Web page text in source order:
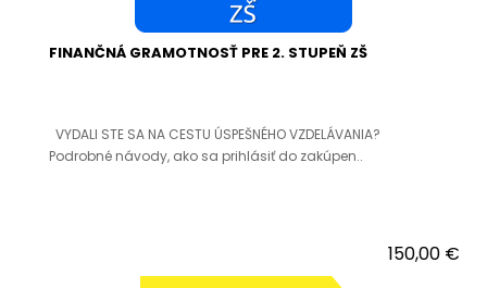
FINANČNÁ GRAMOTNOSŤ PRE 2. STUPEŇ ZŠ
VYDALI STE SA NA CESTU ÚSPEŠNÉHO VZDELÁVANIA?
Podrobné návody, ako sa prihlásiť do zakúpen..
150,00 €